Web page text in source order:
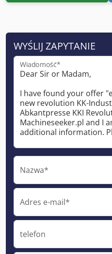
WYŚLIJ ZAPYTANIE
Wiadomość*
Nazwa*
Adres e-mail*
telefon